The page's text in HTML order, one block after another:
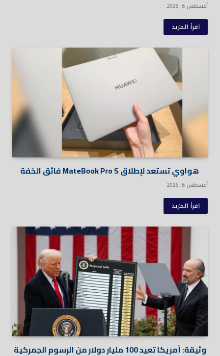
أغسطس 6, 2026
اقرأ المزيد
هواوي تستعد لإطلاق MateBook Pro S فائق الخفة
أغسطس 6, 2026
اقرأ المزيد
وثيقة: أمريكا تعيد 100 مليار دولار من الرسوم الجمركية